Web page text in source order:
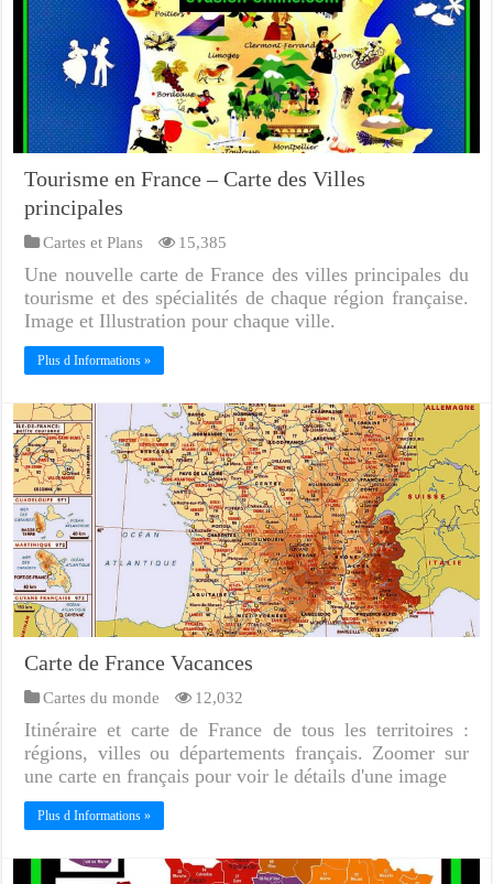
Tourisme en France – Carte des Villes
principales
Cartes et Plans 15,385
Une nouvelle carte de France des villes principales du
tourisme et des spécialités de chaque région française.
Image et Illustration pour chaque ville.
Plus d Informations »
Carte de France Vacances
Cartes du monde 12,032
Itinéraire et carte de France de tous les territoires :
régions, villes ou départements français. Zoomer sur
une carte en français pour voir le détails d'une image
Plus d Informations »